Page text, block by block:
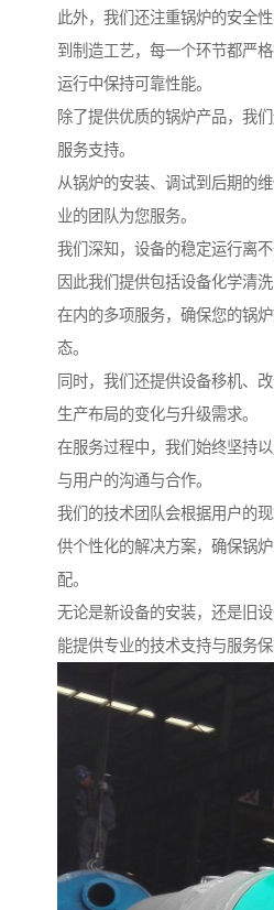
此外，我们还注重锅炉的安全
到制造工艺，每一个环节都严
运行中保持可靠性能。
除了提供优质的锅炉产品，我
服务支持。
从锅炉的安装、调试到后期的
业的团队为您服务。
我们深知，设备的稳定运行离不
因此我们提供包括设备化学清
在内的多项服务，确保您的锅
态。
同时，我们还提供设备移机、
生产布局的变化与升级需求。
在服务过程中，我们始终坚持
与用户的沟通与合作。
我们的技术团队会根据用户的
供个性化的解决方案，确保锅
配。
无论是新设备的安装，还是旧
能提供专业的技术支持与服务保